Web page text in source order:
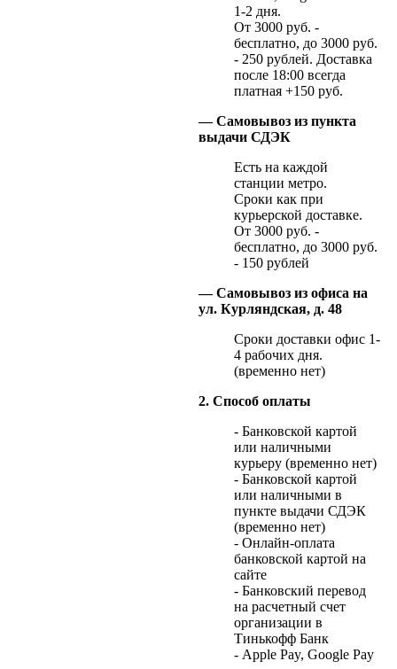
1-2 дня.
От 3000 руб. -
бесплатно, до 3000 руб.
- 250 рублей. Доставка
после 18:00 всегда
платная +150 руб.
— Самовывоз из пункта
выдачи СДЭК
Есть на каждой
станции метро.
Сроки как при
курьерской доставке.
От 3000 руб. -
бесплатно, до 3000 руб.
- 150 рублей
— Самовывоз из офиса на
ул. Курляндская, д. 48
Сроки доставки офис 1-
4 рабочих дня.
(временно нет)
2. Способ оплаты
- Банковской картой
или наличными
курьеру (временно нет)
- Банковской картой
или наличными в
пункте выдачи СДЭК
(временно нет)
- Онлайн-оплата
банковской картой на
сайте
- Банковский перевод
на расчетный счет
организации в
Тинькофф Банк
- Apple Pay, Google Pay